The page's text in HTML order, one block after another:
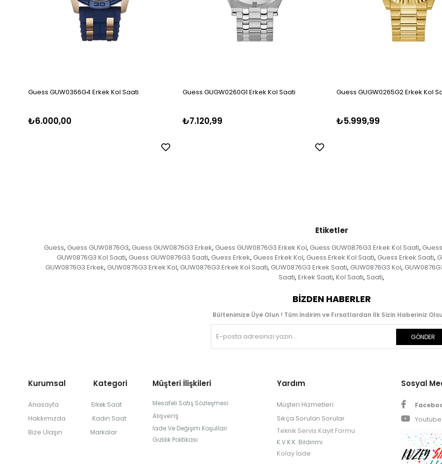
Guess GUW0366G4 Erkek Kol Saati
₺6.000,00
Guess GUGW0260G1 Erkek Kol Saati
₺7.120,99
Guess GUGW0265G2 Erkek Kol
₺5.999,99
Etiketler
Guess, Guess GUW0876G3, Guess GUW0876G3 Erkek, Guess GUW0876G3 Erkek Kol, Guess GUW0876G3 Erkek Kol Saati,
GUW0876G3 Kol Saati, Guess GUW0876G3 Saati, Guess Erkek, Guess Erkek Kol, Guess Erkek Kol Saati, Guess Erkek Saati,
GUW0876G3 Erkek, GUW0876G3 Erkek Kol, GUW0876G3 Erkek Kol Saati, GUW0876G3 Erkek Saati, GUW0876G3 Kol,
Saati, Erkek Saati, Kol Saati, Saati,
BIZDEN HABERLER
Bültenimize Üye Olun ! Tüm İndirim ve Fırsatlardan İlk Sizin Haberiniz
GÖNDER
Kurumsal Kategori
Anasayfa Erkek Saat
Hakkımızda Kadın Saat
Bize Ulaşın Markalar
Müşteri İlişkileri
Mesafeli Satış Sözleşmesi
Alışveriş
İade Ve Değişim Koşulları
Gizlilik Politikası
Yardım
Müşteri Hizmetleri
Sıkça Sorulan Sorular
Teknik Servis Kayıt Formu
K.V.K.K. Bildirimi
Kolay İade
Sosyal
Youtube